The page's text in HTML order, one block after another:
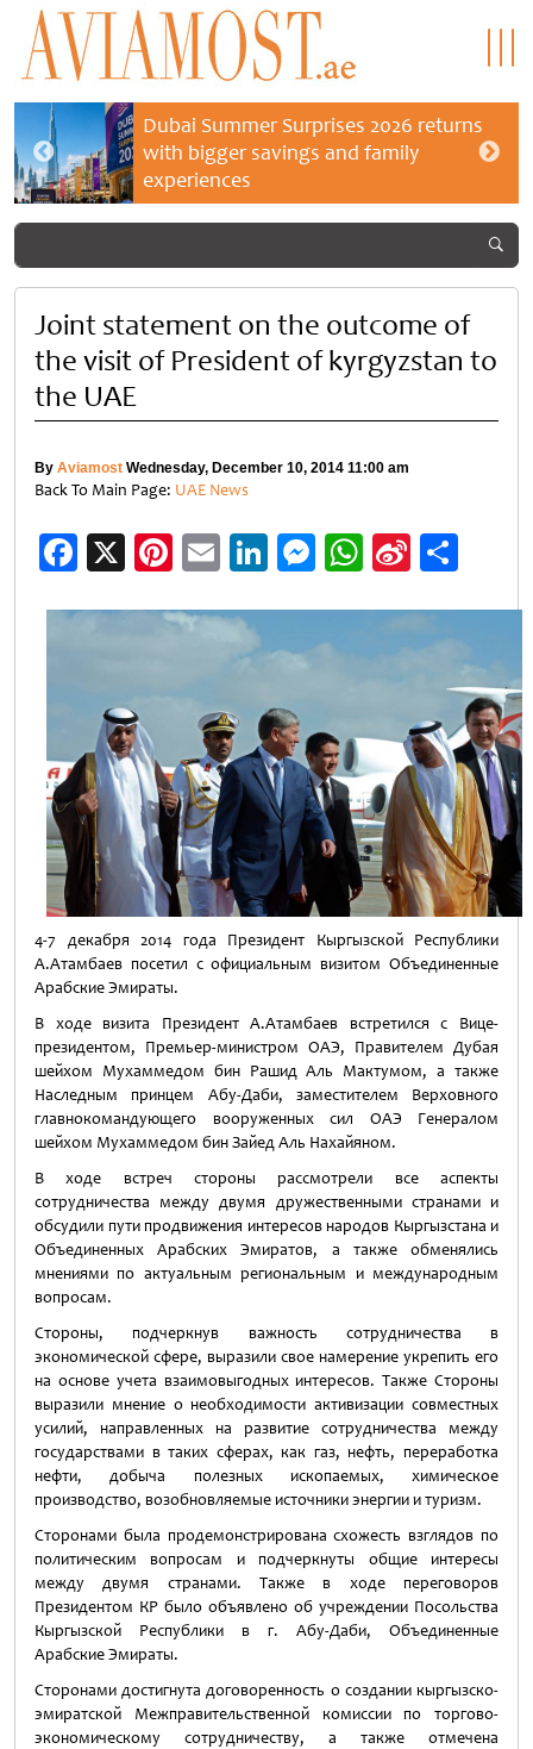
Dubai Summer Surprises 2026 returns
with bigger savings and family
experiences
Joint statement on the outcome of
the visit of President of kyrgyzstan to
the UAE
By Aviamost Wednesday, December 10, 2014 11:00 am
Back To Main Page: UAE News
Facebook
X Pinterest
EmailLinkedIn
Messenger
WhatsApp
Sina
4-7 декабря 2014 года Президент Кыргызской Республики
А.Атамбаев посетил с официальным визитом Объединенные
Арабские Эмираты.
В ходе визита Президент А.Атамбаев встретился с Вице-
президентом, Премьер-министром ОАЭ, Правителем Дубая
шейхом Мухаммедом бин Рашид Аль Мактумом, а также
Наследным принцем Абу-Даби, заместителем Верховного
главнокомандующего вооруженных сил ОАЭ Генералом
шейхом Мухаммедом бин Зайед Аль Нахайяном.
В ходе встреч стороны рассмотрели все аспекты
сотрудничества между двумя дружественными странами и
обсудили пути продвижения интересов народов Кыргызстана и
Объединенных Арабских Эмиратов, а также обменялись
мнениями по актуальным региональным и международным
вопросам.
Стороны, подчеркнув важность сотрудничества в
экономической сфере, выразили свое намерение укрепить его
на основе учета взаимовыгодных интересов. Также Стороны
выразили мнение о необходимости активизации совместных
усилий, направленных на развитие сотрудничества между
государствами в таких сферах, как газ, нефть, переработка
нефти, добыча полезных ископаемых, химическое
производство, возобновляемые источники энергии и туризм.
Сторонами была продемонстрирована схожесть взглядов по
политическим вопросам и подчеркнуты общие интересы
между двумя странами. Также в ходе переговоров
Президентом КР было объявлено об учреждении Посольства
Кыргызской Республики в г. Абу-Даби, Объединенные
Арабские Эмираты.
Сторонами достигнута договоренность о создании кыргызско-
эмиратской Межправительственной комиссии по торгово-
экономическому сотрудничеству, а также отмечена